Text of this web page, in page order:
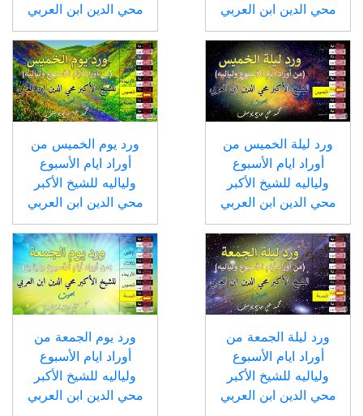
محي الدين ابن العربي
محي الدين ابن العربي
ورد ليلة الخميس من
أوراد ايام الأسبوع
ولياليه للشيخ الأكبر
محي الدين ابن العربي
ورد يوم الخميس من
أوراد ايام الأسبوع
ولياليه للشيخ الأكبر
محي الدين ابن العربي
ورد ليلة الجمعة من
أوراد ايام الأسبوع
ولياليه للشيخ الأكبر
محي الدين ابن العربي
ورد يوم الجمعة من
أوراد ايام الأسبوع
ولياليه للشيخ الأكبر
محي الدين ابن العربي